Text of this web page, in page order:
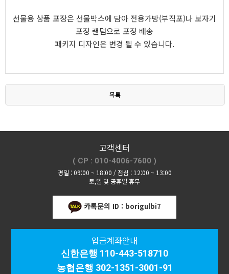
선물용 상품 포장은 선물박스에 담아 전용가방(부직포)나 보자기
포장 랜덤으로 포장 배송
패키지 디자인은 변경 될 수 있습니다.
목록
고객센터
( CP : 010-4006-7600 )
평일 : 09:00 ~ 18:00 / 점심 : 12:00 ~ 13:00
토,일 및 공휴일 휴무
카톡문의 ID : borigulbi7
입금계좌안내
신한은행 110-443-518710
농협은행 302-1351-3001-91